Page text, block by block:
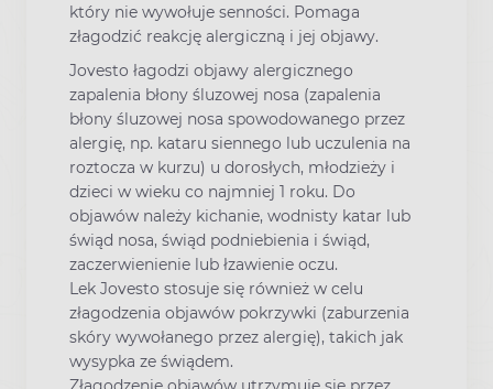
który nie wywołuje senności. Pomaga
złagodzić reakcję alergiczną i jej objawy.
Jovesto łagodzi objawy alergicznego
zapalenia błony śluzowej nosa (zapalenia
błony śluzowej nosa spowodowanego przez
alergię, np. kataru siennego lub uczulenia na
roztocza w kurzu) u dorosłych, młodzieży i
dzieci w wieku co najmniej 1 roku. Do
objawów należy kichanie, wodnisty katar lub
świąd nosa, świąd podniebienia i świąd,
zaczerwienienie lub łzawienie oczu.
Lek Jovesto stosuje się również w celu
złagodzenia objawów pokrzywki (zaburzenia
skóry wywołanego przez alergię), takich jak
wysypka ze świądem.